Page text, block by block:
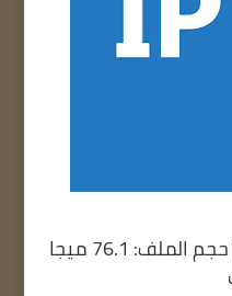
المتطلبات: Android 4.2+ | حجم الملف: 76.1 ميجا